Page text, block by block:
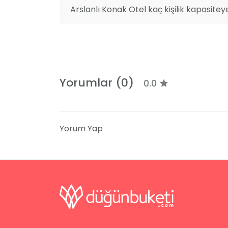
Arslanlı Konak Otel kaç kişilik
Yorumlar (0) 0.0
Yorum Yap